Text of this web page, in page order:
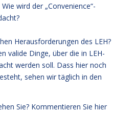
wird der „Convenience“-
Herausforderungen des LEH?
valide Dinge, über die in LEH-
werden soll. Dass hier noch
sehen wir täglich in den
Sie? Kommentieren Sie hier